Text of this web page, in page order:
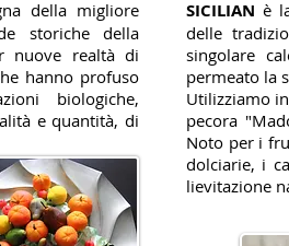
della migliore
storiche della
nuove realtà di
hanno profuso
biologiche,
e quantità, di
SICILIAN è
delle
singolare
permeato la
Utilizziamo
pecora
Noto per i
dolciarie, i
lievitazione